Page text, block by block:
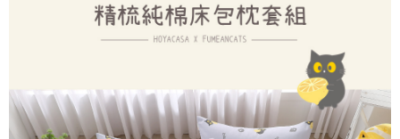
１．透過由恩沛科技股份有限公司提供之「AFTEE先享後付」服務完成之交
易，需依本服務之必要範圍內提供個人資料，並將交易相關給付款項請求債
權轉讓予恩沛科技股份有限公司。
３．未成年的使用者請事先徵得法定代理人或監護人之同意方可使用
「AFTEE先享後付」，若未經同意申辦者引起之損失，本公司不負相關責
任。
４．使用「AFTEE先享後付」時，將依據個別帳號之用戶狀況，依本公司即
每筆NT$100，滿NT$1,000(含以上)免運費
每筆NT$300
黑貓貨到付款